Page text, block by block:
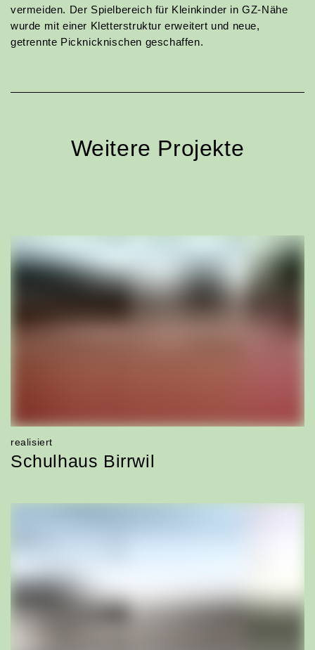
mehr
Projekte
Bildung Wohnen
vermeiden. Der Spielbereich für Kleinkinder in GZ-Nähe
wurde mit einer Kletterstruktur erweitert und neue,
getrennte Picknicknischen geschaffen.
Weitere Projekte
realisiert
Schulhaus Birrwil